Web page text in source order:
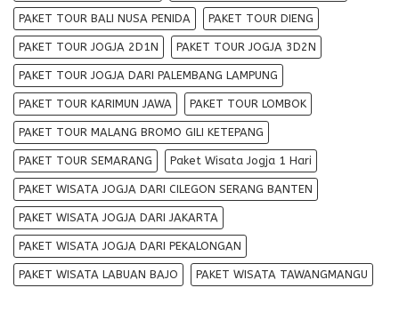
PAKET TOUR BALI NUSA PENIDA PAKET TOUR DIENG
PAKET TOUR JOGJA 2D1N PAKET TOUR JOGJA 3D2N
PAKET TOUR JOGJA DARI PALEMBANG LAMPUNG
PAKET TOUR KARIMUN JAWA PAKET TOUR LOMBOK
PAKET TOUR MALANG BROMO GILI KETEPANG
PAKET TOUR SEMARANG Paket Wisata Jogja 1 Hari
PAKET WISATA JOGJA DARI CILEGON SERANG BANTEN
PAKET WISATA JOGJA DARI JAKARTA
PAKET WISATA JOGJA DARI PEKALONGAN
PAKET WISATA LABUAN BAJO PAKET WISATA TAWANGMANGU